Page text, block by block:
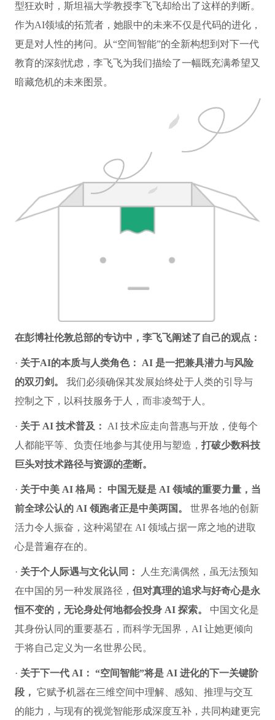
型狂欢时，斯坦福大学教授李飞飞却给出了这样的判断。
作为AI领域的拓荒者，她眼中的未来不仅是代码的进化，
更是对人性的拷问。从“空间智能”的全新构想到对下一代
教育的深刻忧虑，李飞飞为我们描绘了一幅既充满希望又
暗藏危机的未来图景。
在彭博社伦敦总部的专访中，李飞飞阐述了自己的观点：
· 关于AI的本质与人类角色：
AI 是一把兼具潜力与风险
的双刃剑。
我们必须确保其发展始终处于人类的引导与
控制之下，以科技服务于人，而非凌驾于人。
· 关于 AI 技术普及：
AI 技术应走向普惠与开放，使每个
人都能平等、负责任地参与其使用与塑造， 打破少数科技
巨头对技术路径与资源的垄断。
· 关于中美 AI 格局：
中国无疑是 AI 领域的重要力量，当
前全球公认的 AI 领跑者正是中美两国。
世界各地的创新
活力令人振奋，这种渴望在 AI 领域占据一席之地的进取
心是普遍存在的。
· 关于个人际遇与文化认同：
人生充满偶然，虽无法预知
在中国的另一种发展路径， 但对真理的追求与好奇心是永
恒不变的，无论身处何地都会投身 AI 探索。
中国文化是
其身份认同的重要基石，而科学无国界，AI 让她更倾向
于将自己定义为一名世界公民。
· 关于下一代 AI： “空间智能”将是 AI 进化的下一关键阶
段， 它赋予机器在三维空间中理解、感知、推理与交互
的能力，与现有的视觉智能形成深度互补，共同构建更完